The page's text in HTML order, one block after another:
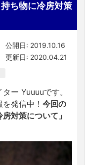
ち物に冷房対策
公開日: 2019.10.16
更新日: 2020.04.21
ー Yuuuuです。
発信中！ 今回の
対策について」